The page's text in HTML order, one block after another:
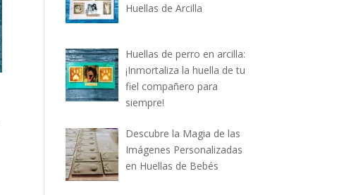
Huellas de Arcilla
Huellas de perro en arcilla:
¡Inmortaliza la huella de tu
fiel compañero para
siempre!
Descubre la Magia de las
Imágenes Personalizadas
en Huellas de Bebés